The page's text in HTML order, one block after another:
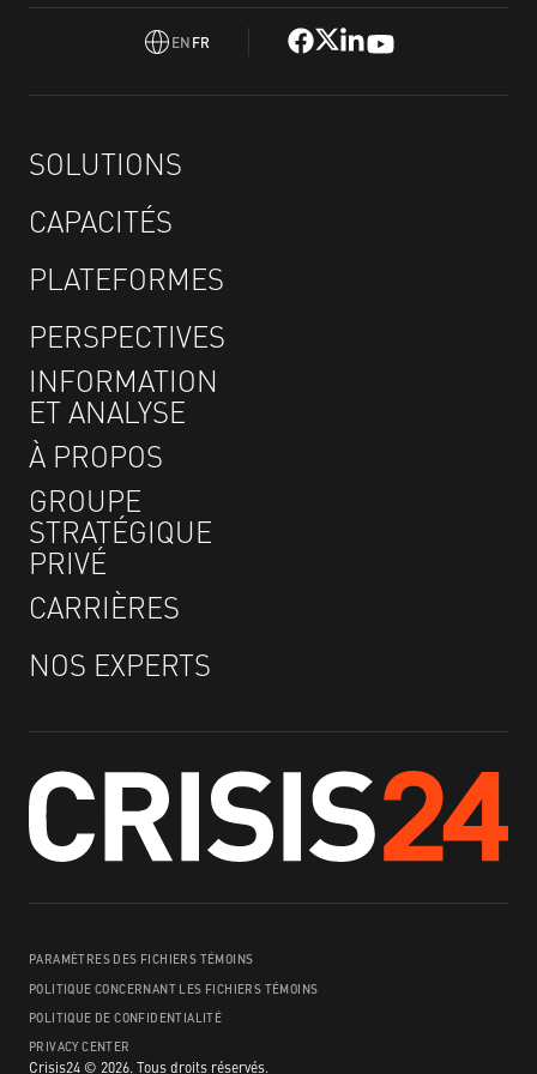
ENFR
SOLUTIONS
CAPACITÉS
PLATEFORMES
PERSPECTIVES
INFORMATION
ET ANALYSE
À PROPOS
GROUPE
STRATÉGIQUE
PRIVÉ
CARRIÈRES
NOS EXPERTS
Crisis24 © 2026.Tous droits réservés.
PRIVACY CENTER
POLITIQUE DE CONFIDENTIALITÉ
POLITIQUE CONCERNANT LES FICHIERS TÉMOINS
PARAMÈTRES DES FICHIERS TÉMOINS